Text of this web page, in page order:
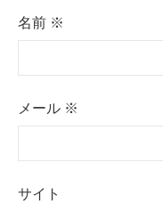
名前 ※
メール ※
サイト